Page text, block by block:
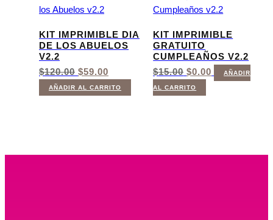
KIT IMPRIMIBLE DIA
DE LOS ABUELOS
V2.2
$120.00 EL
PRECIO
ORIGINAL
$59.00
PRECIO
ACTUAL
AÑADIR AL CARRITO
KIT IMPRIMIBLE
GRATUITO
CUMPLEAÑOS V2.2
$15.00 EL
PRECIO
ORIGINAL
$0.00
PRECIO
AÑADIR
AL CARRITO